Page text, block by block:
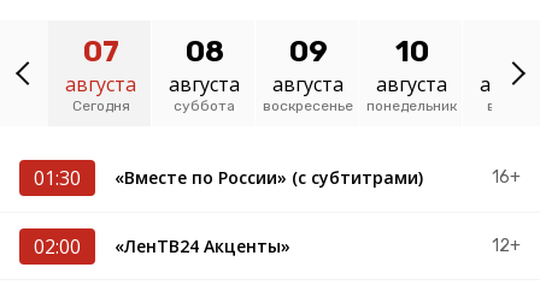
07
августа
Сегодня
08
августа
суббота
09
августа
воскресенье
10
августа
понедельник
01:30 «Вместе по России» (с субтитрами) 16+
02:00 «ЛенТВ24 Акценты» 12+